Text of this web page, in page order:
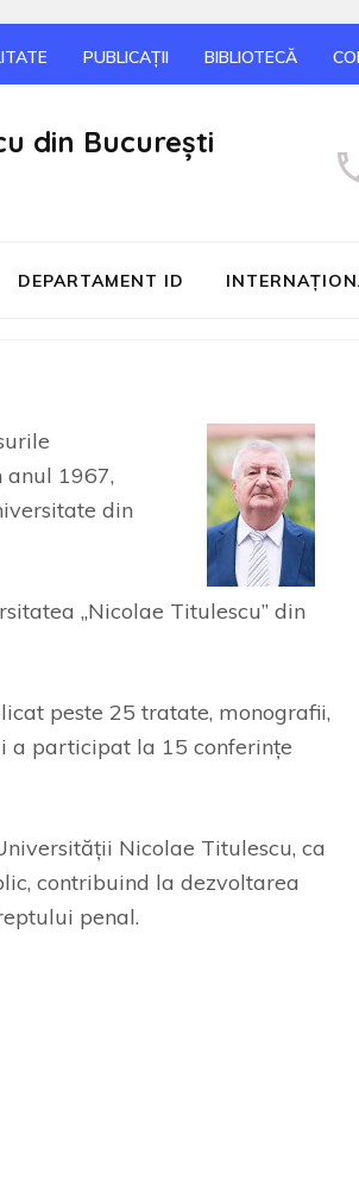
PUBLICAȚII BIBLIOTECĂ
din București
DEPARTAMENT ID
1967,
din
„Nicolae Titulescu” din
peste 25 tratate, monografii,
a participat la 15 conferinţe
Nicolae Titulescu, ca
contribuind la dezvoltarea
penal.